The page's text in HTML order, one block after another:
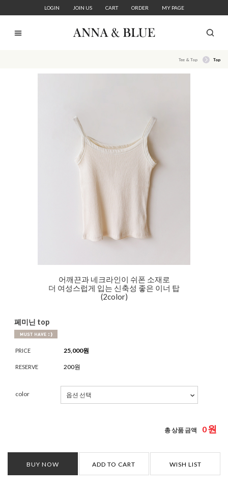
LOGIN JOIN US CART ORDER MY PAGE
Tee & Top Top
어깨끈과 네크라인이 쉬폰 소재로
더 여성스럽게 입는 신축성 좋은 이너 탑
(2color)
페미닌 top
PRICE 25,000원
RESERVE 200원
color
총 상품 금액 0원
BUY NOW ADD TO CART WISH LIST